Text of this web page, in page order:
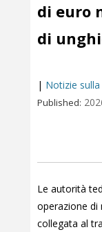
di euro
di
| Notizie
Published:
Le autorità
operazione di
collegata al